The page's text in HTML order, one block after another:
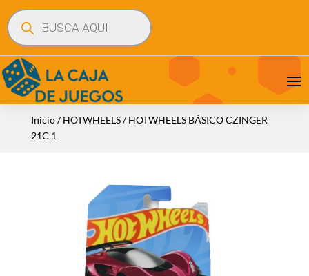
Búsqueda
de
productos
Inicio/HOTWHEELS/ HOTWHEELS BÁSICO CZINGER
21C 1